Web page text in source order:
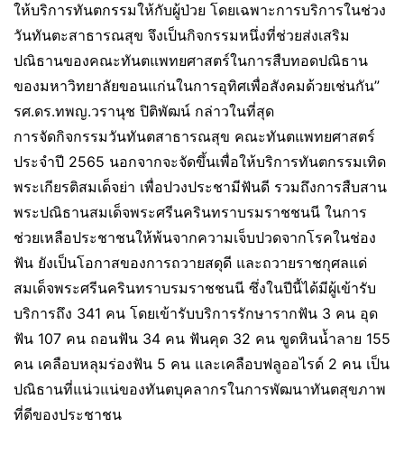
ให้บริการทันตกรรมให้กับผู้ป่วย โดยเฉพาะการบริการในช่วง
วันทันตะสาธารณสุข จึงเป็นกิจกรรมหนึ่งที่ช่วยส่งเสริม
ปณิธานของคณะทันตแพทยศาสตร์ในการสืบทอดปณิธาน
ของมหาวิทยาลัยขอนแก่นในการอุทิศเพื่อสังคมด้วยเช่นกัน”
รศ.ดร.ทพญ.วรานุช ปิติพัฒน์ กล่าวในที่สุด
การจัดกิจกรรมวันทันตสาธารณสุข คณะทันตแพทยศาสตร์
ประจำปี 2565 นอกจากจะจัดขึ้นเพื่อให้บริการทันตกรรมเทิด
พระเกียรติสมเด็จย่า เพื่อปวงประชามีฟันดี รวมถึงการสืบสาน
พระปณิธานสมเด็จพระศรีนครินทราบรมราชชนนี ในการ
ช่วยเหลือประชาชนให้พ้นจากความเจ็บปวดจากโรคในช่อง
ฟัน ยังเป็นโอกาสของการถวายสดุดี และถวายราชกุศลแด่
สมเด็จพระศรีนครินทราบรมราชชนนี ซึ่งในปีนี้ได้มีผู้เข้ารับ
บริการถึง 341 คน โดยเข้ารับบริการรักษารากฟัน 3 คน อุด
ฟัน 107 คน ถอนฟัน 34 คน ฟันคุด 32 คน ขูดหินน้ำลาย 155
คน เคลือบหลุมร่องฟัน 5 คน และเคลือบฟลูออไรด์ 2 คน เป็น
ปณิธานที่แน่วแน่ของทันตบุคลากรในการพัฒนาทันตสุขภาพ
ที่ดีของประชาชน